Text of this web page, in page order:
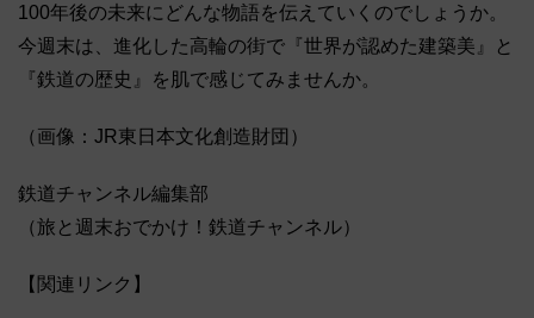
100年後の未来にどんな物語を伝えていくのでしょうか。
今週末は、進化した高輪の街で『世界が認めた建築美』と
『鉄道の歴史』を肌で感じてみませんか。
（画像：JR東日本文化創造財団）
鉄道チャンネル編集部
（旅と週末おでかけ！鉄道チャンネル）
【関連リンク】